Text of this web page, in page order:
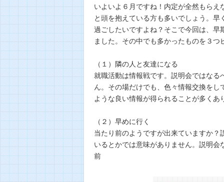
いよいよ６月ですね！内定が全然もら
と頭を抱えている方も多いでしょう。
過ごしたいですよね？そこで今回は、
ました。その中でも多かったものを３
（１）隣の人と友達になる
就職活動は情報戦です。説明会ではな
ん。その場だけでも、色々情報交換を
ような良い情報が得られることが多くあ
（２）早めに行く
当たり前のようですが出来ていますか
いるとかでは意味がありません。説明
前